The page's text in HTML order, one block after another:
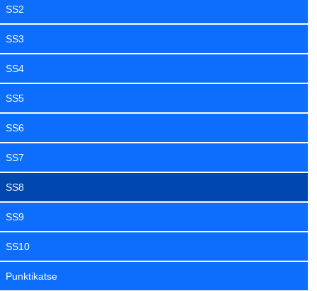
SS2
SS3
SS4
SS5
SS6
SS7
SS8
SS9
SS10
Punktikatse